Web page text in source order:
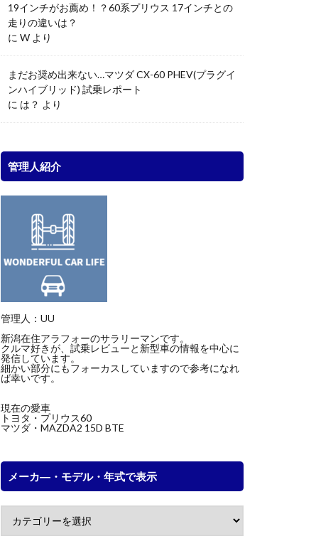
19インチがお薦め！？60系プリウス 17インチとの
走りの違いは？
に W より
まだお奨め出来ない…マツダ CX-60 PHEV(プラグイ
ンハイブリッド) 試乗レポート
に は？ より
管理人紹介
管理人：UU
新潟在住アラフォーのサラリーマンです。
クルマ好きが、試乗レビューと新型車の情報を中心に
発信しています。
細かい部分にもフォーカスしていますので参考になれ
ば幸いです。
現在の愛車
トヨタ・プリウス60
マツダ・MAZDA2 15D BTE
メーカ―・モデル・年式で表示